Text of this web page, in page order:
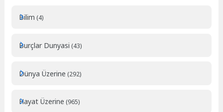
Bilim (4)
Burçlar Dunyasi (43)
Dünya Üzerine (292)
Hayat Üzerine (965)